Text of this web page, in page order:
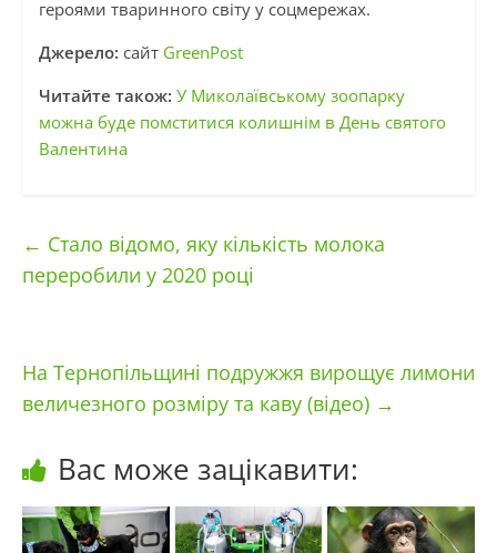
героями тваринного світу у соцмережах.
Джерело: сайт GreenPost
Читайте також: У Миколаївському зоопарку
можна буде помститися колишнім в День святого
Валентина
← Стало відомо, яку кількість молока
переробили у 2020 році
На Тернопільщині подружжя вирощує лимони
величезного розміру та каву (відео) →
Вас може зацікавити: